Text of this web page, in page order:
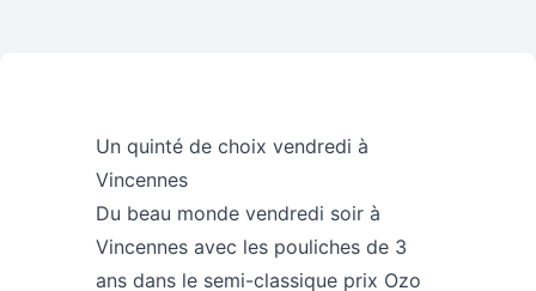
Un quinté de choix vendredi à
Vincennes
Du beau monde vendredi soir à
Vincennes avec les pouliches de 3
ans dans le semi-classique prix Ozo